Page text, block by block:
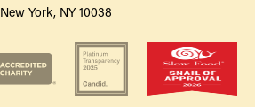
New York, NY 10038